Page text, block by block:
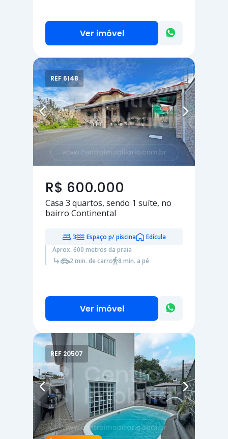
Ver imóvel
REF 6148
R$ 600.000
Casa 3 quartos, sendo 1 suíte, no
bairro Continental
3 Espaço p/ piscina
Edícula
Aprox. 600 metros da praia
2 min. de carro
8 min. a pé
Ver imóvel
REF 20507